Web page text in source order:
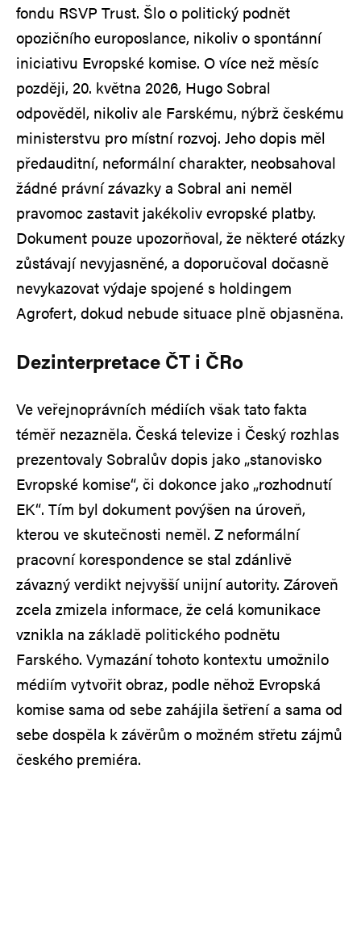
fondu RSVP Trust. Šlo o politický podnět
opozičního europoslance, nikoliv o spontánní
iniciativu Evropské komise. O více než měsíc
později, 20. května 2026, Hugo Sobral
odpověděl, nikoliv ale Farskému, nýbrž českému
ministerstvu pro místní rozvoj. Jeho dopis měl
předauditní, neformální charakter, neobsahoval
žádné právní závazky a Sobral ani neměl
pravomoc zastavit jakékoliv evropské platby.
Dokument pouze upozorňoval, že některé otázky
zůstávají nevyjasněné, a doporučoval dočasně
nevykazovat výdaje spojené s holdingem
Agrofert, dokud nebude situace plně objasněna.
Dezinterpretace ČT i ČRo
Ve veřejnoprávních médiích však tato fakta
téměř nezazněla. Česká televize i Český rozhlas
prezentovaly Sobralův dopis jako „stanovisko
Evropské komise“, či dokonce jako „rozhodnutí
EK“. Tím byl dokument povýšen na úroveň,
kterou ve skutečnosti neměl. Z neformální
pracovní korespondence se stal zdánlivě
závazný verdikt nejvyšší unijní autority. Zároveň
zcela zmizela informace, že celá komunikace
vznikla na základě politického podnětu
Farského. Vymazání tohoto kontextu umožnilo
médiím vytvořit obraz, podle něhož Evropská
komise sama od sebe zahájila šetření a sama od
sebe dospěla k závěrům o možném střetu zájmů
českého premiéra.